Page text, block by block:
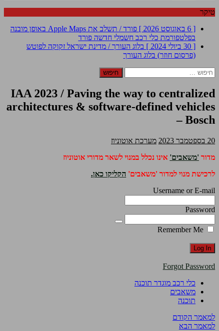
טיקר
[ 6 באוגוסט 2026 ]
פורד / תשלב את Apple Maps באופן מובנה
בפלטפורמת כלי רכב חשמלי חדשה פורד
[ 30 ביולי 2024 ]
בלוג העורך / מדינת ישראל זקוקה לפוטש
(פרסום חוזר) בלוג העורך
חיפוש:
IAA 2023 / Paving the way to centralized
architectures & software-defined vehicles
– Bosch
20 בספטמבר 2023
מערכת אוטוניוז
מדור 'משאבים' אינו נכלל במנוי לשאר מדורי אוטוניוז
לרכישת מנוי למדור 'משאבים' הקליקו כאן.
Username or E-mail
Password
Forgot Password
כלי רכב מוגדר תוכנה
משאבים
תוכנה
למאמר הקודם
למאמר הבא